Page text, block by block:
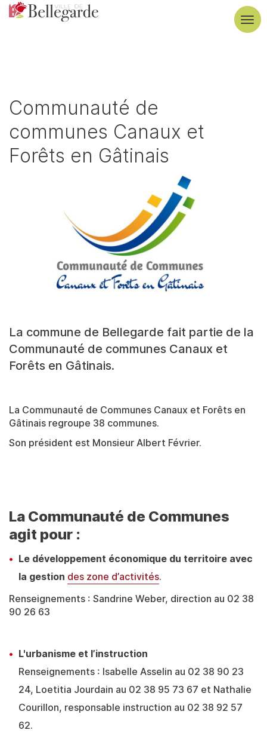
Aller
au
Communauté de
communes Canaux et
Forêts en Gâtinais
La commune de Bellegarde fait partie de la
Communauté de communes Canaux et
Forêts en Gâtinais.
La Communauté de Communes Canaux et Forêts en
Gâtinais regroupe 38 communes.
Son président est Monsieur Albert Février.
La Communauté de Communes
agit pour :
Le développement économique du territoire avec
la gestion des zone d’activités.
Renseignements : Sandrine Weber, direction au 02 38
90 26 63
L'urbanisme et l’instruction
Renseignements : Isabelle Asselin au 02 38 90 23
24, Loetitia Jourdain au 02 38 95 73 67 et Nathalie
Courillon, responsable instruction au 02 38 92 57
62.